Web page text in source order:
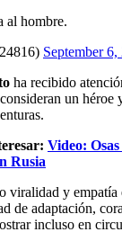
al hombre.
September 6,
ha recibido
un héroe
Video:
Rusia
viralidad y empatía
de adaptación,
incluso en